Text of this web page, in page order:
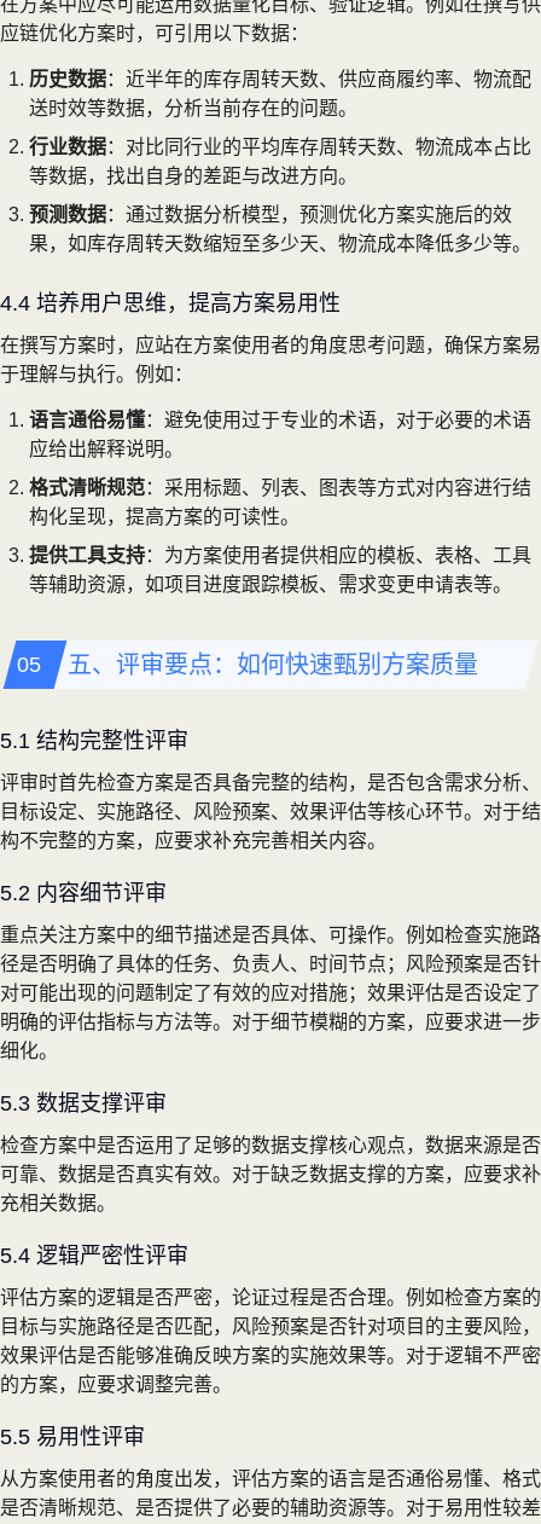
应链优化方案时，可引用以下数据：
历史数据：近半年的库存周转天数、供应商履约率、物流配
送时效等数据，分析当前存在的问题。
行业数据：对比同行业的平均库存周转天数、物流成本占比
等数据，找出自身的差距与改进方向。
预测数据：通过数据分析模型，预测优化方案实施后的效
果，如库存周转天数缩短至多少天、物流成本降低多少等。
4.4 培养用户思维，提高方案易用性
在撰写方案时，应站在方案使用者的角度思考问题，确保方案易
于理解与执行。例如：
语言通俗易懂：避免使用过于专业的术语，对于必要的术语
应给出解释说明。
格式清晰规范：采用标题、列表、图表等方式对内容进行结
构化呈现，提高方案的可读性。
提供工具支持：为方案使用者提供相应的模板、表格、工具
等辅助资源，如项目进度跟踪模板、需求变更申请表等。
五、评审要点：如何快速甄别方案质量
5.1 结构完整性评审
评审时首先检查方案是否具备完整的结构，是否包含需求分析、
目标设定、实施路径、风险预案、效果评估等核心环节。对于结
构不完整的方案，应要求补充完善相关内容。
5.2 内容细节评审
重点关注方案中的细节描述是否具体、可操作。例如检查实施路
径是否明确了具体的任务、负责人、时间节点；风险预案是否针
对可能出现的问题制定了有效的应对措施；效果评估是否设定了
明确的评估指标与方法等。对于细节模糊的方案，应要求进一步
细化。
5.3 数据支撑评审
检查方案中是否运用了足够的数据支撑核心观点，数据来源是否
可靠、数据是否真实有效。对于缺乏数据支撑的方案，应要求补
充相关数据。
5.4 逻辑严密性评审
评估方案的逻辑是否严密，论证过程是否合理。例如检查方案的
目标与实施路径是否匹配，风险预案是否针对项目的主要风险，
效果评估是否能够准确反映方案的实施效果等。对于逻辑不严密
的方案，应要求调整完善。
5.5 易用性评审
从方案使用者的角度出发，评估方案的语言是否通俗易懂、格式
是否清晰规范、是否提供了必要的辅助资源等。对于易用性较差